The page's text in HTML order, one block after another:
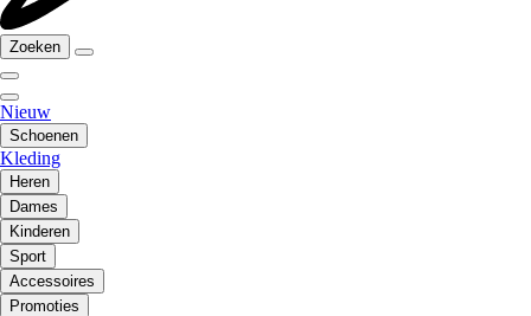
Zoeken
Nieuw
Schoenen
Kleding
Heren
Dames
Kinderen
Sport
Accessoires
Promoties